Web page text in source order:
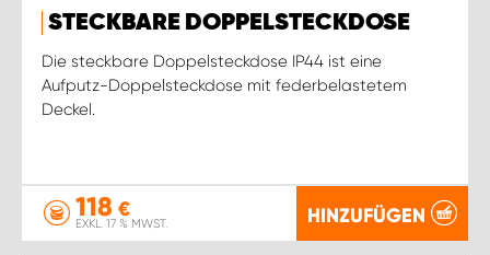
STECKBARE DOPPELSTECKDOSE
Die steckbare Doppelsteckdose IP44 ist eine
Aufputz-Doppelsteckdose mit federbelastetem
Deckel.
118 €
EXKL. 17 % MWST. HINZUFÜGEN